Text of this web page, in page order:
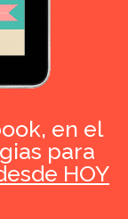
en el
para
HOY